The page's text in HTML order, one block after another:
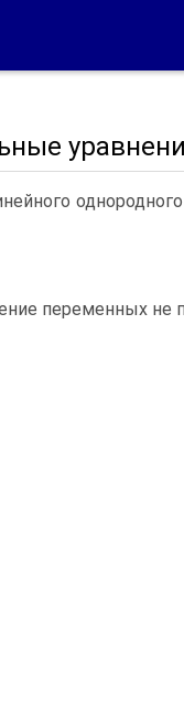
переменных не